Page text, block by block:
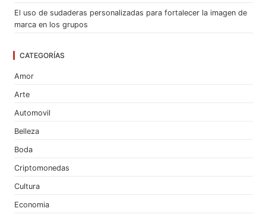
El uso de sudaderas personalizadas para fortalecer la imagen de
marca en los grupos
CATEGORÍAS
Amor
Arte
Automovil
Belleza
Boda
Criptomonedas
Cultura
Economia